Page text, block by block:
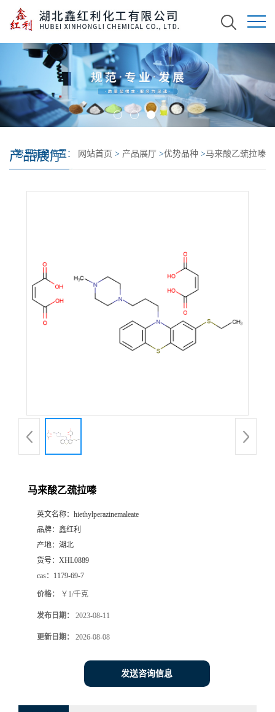
产品展厅
您当前的位置： 网站首页 > 产品展厅 >优势品种 >马来酸乙巯拉嗪
马来酸乙巯拉嗪
英文名称： hiethylperazinemaleate
品牌： 鑫红利
产地： 湖北
货号： XHL0889
cas： 1179-69-7
价格： ￥1/千克
发布日期： 2023-08-11
更新日期： 2026-08-08
发送咨询信息